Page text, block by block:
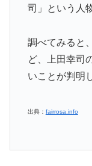
司」という人
調べてみると
ど、上田幸司
いことが判明
出典： fairrosa.info